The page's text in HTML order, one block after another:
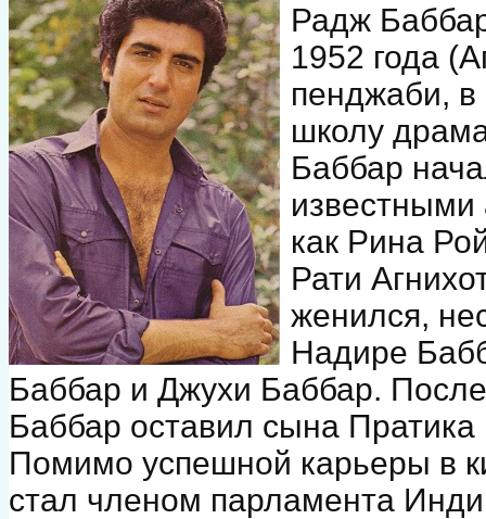
Радж
1952 года
пенджаби, в
школу
Баббар
известными
как Рина
Рати
женился,
Надире
Баббар и Джухи Баббар.
Баббар оставил сына
Помимо успешной карьеры в
стал членом парламента